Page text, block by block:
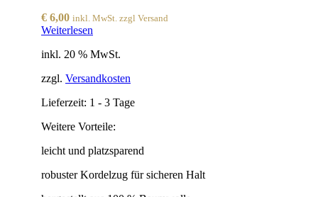
€ 6,00 inkl. MwSt. zzgl Versand
Weiterlesen
inkl. 20 % MwSt.
zzgl. Versandkosten
Lieferzeit: 1 - 3 Tage
Weitere Vorteile:
leicht und platzsparend
robuster Kordelzug für sicheren Halt